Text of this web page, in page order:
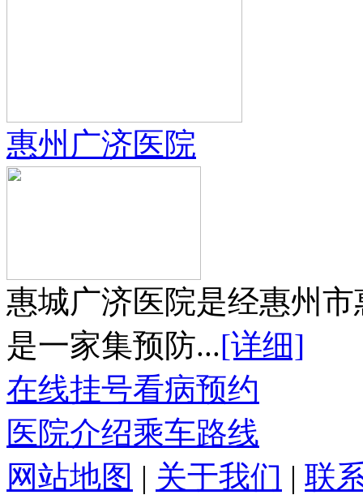
惠州广济医院
惠城广济医院是经惠州
是一家集预防...[详细]
在线挂号看病预约
医院介绍乘车路线
网站地图 | 关于我们 | 联